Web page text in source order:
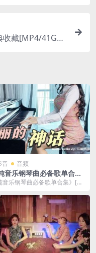
收藏[MP4/41GB]
音 音频
音乐钢琴曲必备歌单合
[MP3/871MB]云网盘下
音乐钢琴曲必备歌单合集》[M
，云网...